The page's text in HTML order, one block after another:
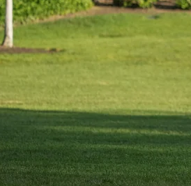
fragen & hilfe
unterstützen
abo
genossenschaft
epaper login